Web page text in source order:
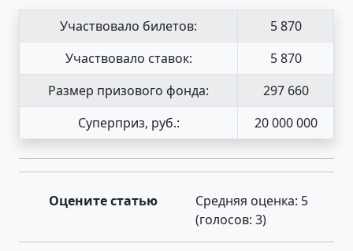
Участвовало билетов:
5 870
Участвовало ставок:
5 870
Размер призового фонда:
297 660
Суперприз, руб.:
20 000 000
Оцените статью Средняя оценка: 5
(голосов: 3)